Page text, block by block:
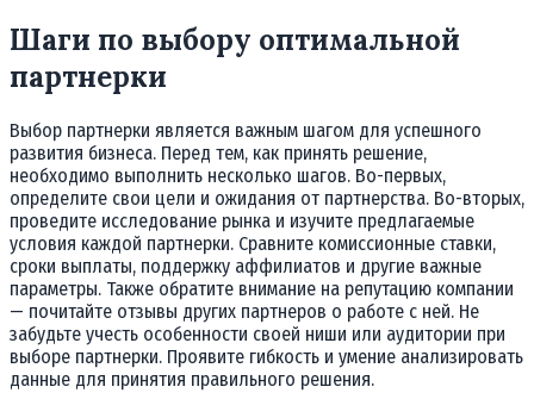
Шаги по выбору оптимальной
партнерки
Выбор партнерки является важным шагом для успешного
развития бизнеса. Перед тем, как принять решение,
необходимо выполнить несколько шагов. Во-первых,
определите свои цели и ожидания от партнерства. Во-вторых,
проведите исследование рынка и изучите предлагаемые
условия каждой партнерки. Сравните комиссионные ставки,
сроки выплаты, поддержку аффилиатов и другие важные
параметры. Также обратите внимание на репутацию компании
— почитайте отзывы других партнеров о работе с ней. Не
забудьте учесть особенности своей ниши или аудитории при
выборе партнерки. Проявите гибкость и умение анализировать
данные для принятия правильного решения.